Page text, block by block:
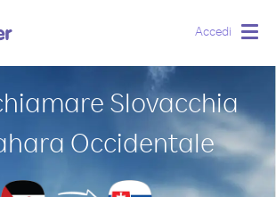
Accedi
Slovacchia
Occidentale